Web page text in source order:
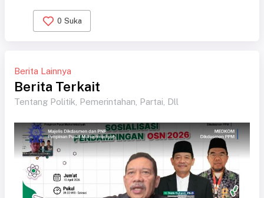
0 Suka
Berita Lainnya
Berita Terkait
Tentang Politik, Pemerintahan, Partai, Dll